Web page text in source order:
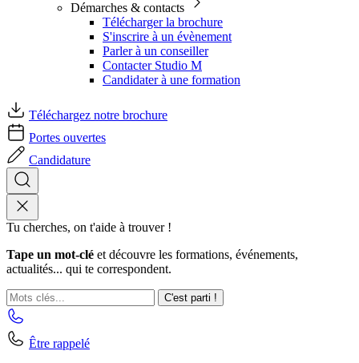
Démarches & contacts
Télécharger la brochure
S'inscrire à un évènement
Parler à un conseiller
Contacter Studio M
Candidater à une formation
Téléchargez notre brochure
Portes ouvertes
Candidature
Tu cherches, on t'aide à trouver !
Tape un mot-clé et découvre les formations, événements,
actualités... qui te correspondent.
C'est parti !
Être rappelé